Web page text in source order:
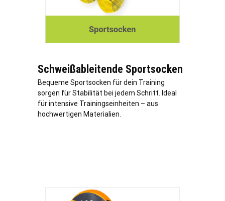
Schweißableitende Sportsocken
Bequeme Sportsocken für dein Training
sorgen für Stabilität bei jedem Schritt. Ideal
für intensive Trainingseinheiten – aus
hochwertigen Materialien.